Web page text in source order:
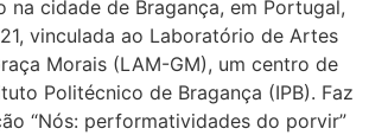
na cidade de Bragança, em Portugal,
vinculada ao Laboratório de Artes
Morais (LAM-GM), um centro de
Politécnico de Bragança (IPB). Faz
“Nós: performatividades do porvir”